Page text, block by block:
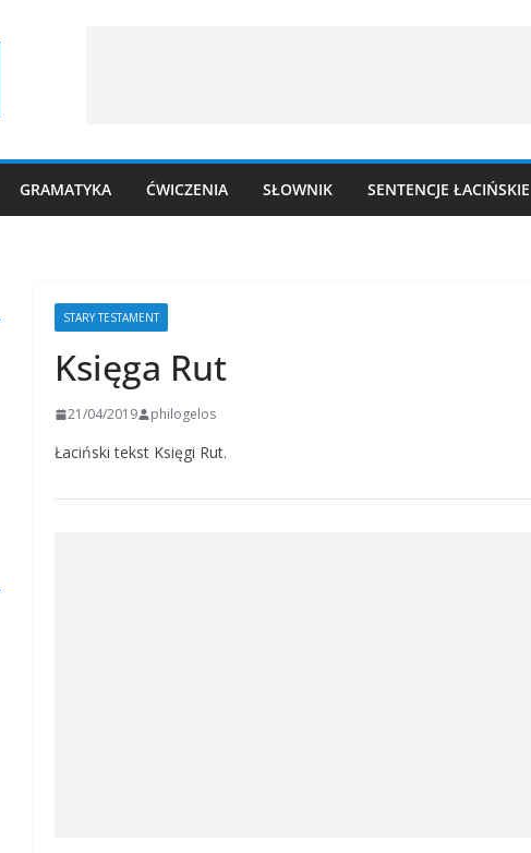
GRAMATYKA ĆWICZENIA SŁOWNIK SENTENCJE ŁACIŃSKIE
STARY TESTAMENT
Księga Rut
21/04/2019 philogelos
Łaciński tekst Księgi Rut.